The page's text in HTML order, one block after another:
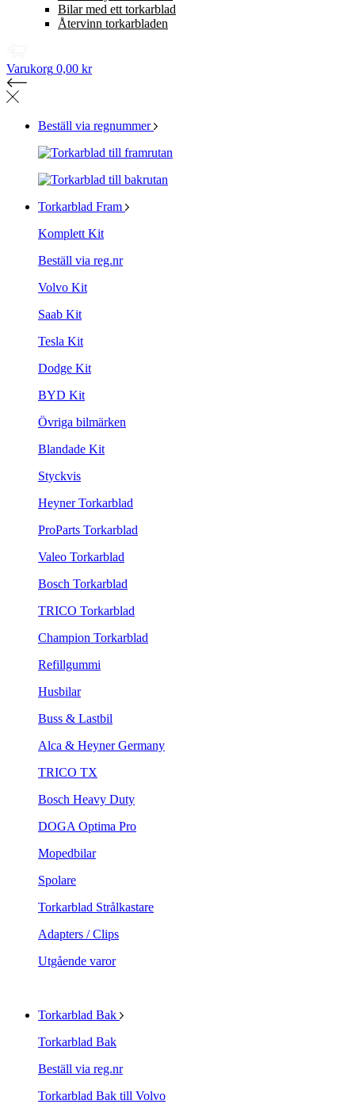
Bilar med ett torkarblad
Återvinn torkarbladen
Varukorg 0,00 kr
Beställ via regnummer
Torkarblad Fram
Komplett Kit
Beställ via reg.nr
Volvo Kit
Saab Kit
Tesla Kit
Dodge Kit
BYD Kit
Övriga bilmärken
Blandade Kit
Styckvis
Heyner Torkarblad
ProParts Torkarblad
Valeo Torkarblad
Bosch Torkarblad
TRICO Torkarblad
Champion Torkarblad
Refillgummi
Husbilar
Buss & Lastbil
Alca & Heyner Germany
TRICO TX
Bosch Heavy Duty
DOGA Optima Pro
Mopedbilar
Spolare
Torkarblad Strålkastare
Adapters / Clips
Utgående varor
Torkarblad Bak
Torkarblad Bak
Beställ via reg.nr
Torkarblad Bak till Volvo